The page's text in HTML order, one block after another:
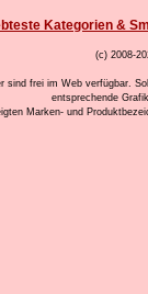
Kategorien &
(c) 2008-
sind frei im Web verfügbar.
entsprechende
Marken- und